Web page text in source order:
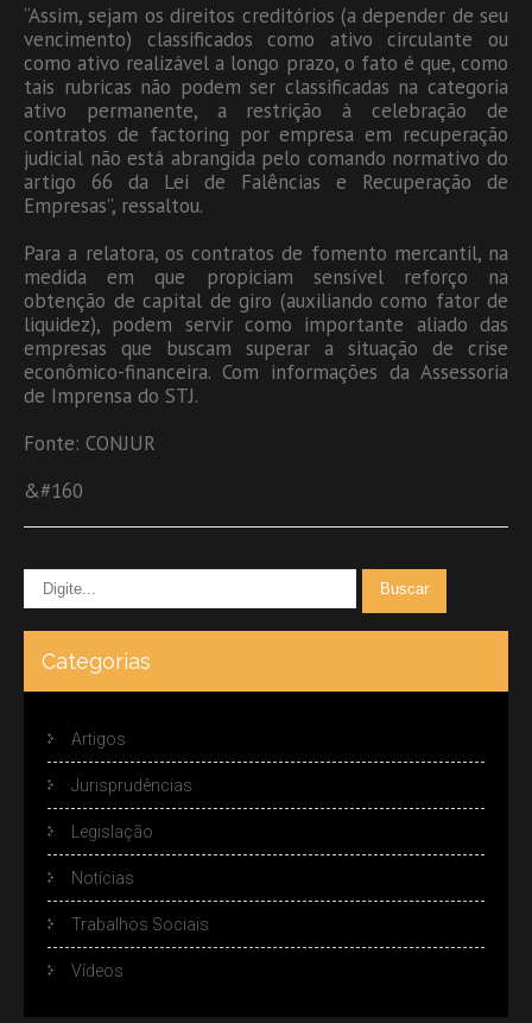
“Assim, sejam os direitos creditórios (a depender de seu
vencimento) classificados como ativo circulante ou
como ativo realizável a longo prazo, o fato é que, como
tais rubricas não podem ser classificadas na categoria
ativo permanente, a restrição à celebração de
contratos de factoring por empresa em recuperação
judicial não está abrangida pelo comando normativo do
artigo 66 da Lei de Falências e Recuperação de
Empresas”, ressaltou.
Para a relatora, os contratos de fomento mercantil, na
medida em que propiciam sensível reforço na
obtenção de capital de giro (auxiliando como fator de
liquidez), podem servir como importante aliado das
empresas que buscam superar a situação de crise
econômico-financeira. Com informações da Assessoria
de Imprensa do STJ.
Fonte: CONJUR
&#160
Categorias
Artigos
Jurisprudências
Legislação
Notícias
Trabalhos Sociais
Vídeos